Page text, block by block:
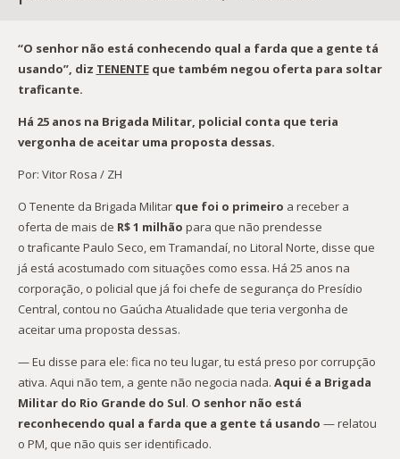
“O senhor não está conhecendo qual a farda que a gente tá
usando”, diz TENENTEque também negou oferta para soltar
traficante.
Há 25 anos na Brigada Militar, policial conta que teria
vergonha de aceitar uma proposta dessas.
Por: Vitor Rosa / ZH
O Tenente da Brigada Militar que foi o primeiro a receber a
oferta de mais de R$ 1 milhão para que não prendesse
o traficante Paulo Seco, em Tramandaí, no Litoral Norte, disse que
já está acostumado com situações como essa. Há 25 anos na
corporação, o policial que já foi chefe de segurança do Presídio
Central, contou no Gaúcha Atualidade que teria vergonha de
aceitar uma proposta dessas.
— Eu disse para ele: fica no teu lugar, tu está preso por corrupção
ativa. Aqui não tem, a gente não negocia nada. Aqui é a Brigada
Militar do Rio Grande do Sul. O senhor não está
reconhecendo qual a farda que a gente tá usando — relatou
o PM, que não quis ser identificado.